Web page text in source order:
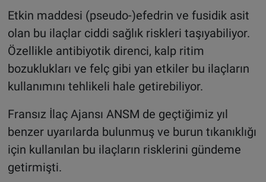
Etkin maddesi (pseudo-)efedrin ve fusidik asit
olan bu ilaçlar ciddi sağlık riskleri taşıyabiliyor.
Özellikle antibiyotik direnci, kalp ritim
bozuklukları ve felç gibi yan etkiler bu ilaçların
kullanımını tehlikeli hale getirebiliyor.
Fransız İlaç Ajansı ANSM de geçtiğimiz yıl
benzer uyarılarda bulunmuş ve burun tıkanıklığı
için kullanılan bu ilaçların risklerini gündeme
getirmişti.